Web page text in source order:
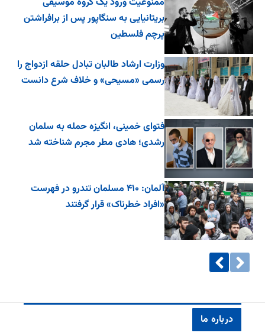
بریتانیایی به سنگاپور پس از برافراشتن
پرچم فلسطین
وزارت ارشاد طالبان تبادل حلقه ازدواج را
رسمی «مسیحی» و خلاف شرع دانست
فتوای خمینی، انگیزه حمله به سلمان
رشدی؛ هادی مطر مجرم شناخته شد
آلمان: ۴۱۰ مسلمان تندرو در فهرست
«افراد خطرناک» قرار گرفتند
درباره ما